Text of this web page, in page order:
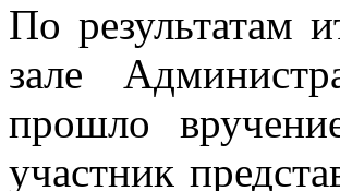
По результатам
зале
прошло
участник